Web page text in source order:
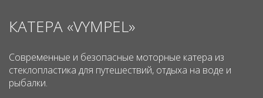
КАТЕРА «VYMPEL»
Современные и безопасные моторные катера из
стеклопластика для путешествий, отдыха на воде и
рыбалки.